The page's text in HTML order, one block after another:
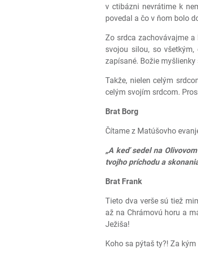
v ctibázni nevrátime k
povedal a čo v ňom bolo
Zo srdca zachovávajme
svojou silou, so
zapísané. Božie
Takže, nielen celým
celým svojím srdcom.
Brat Borg
Čítame z Matúšovho
„A keď sedel na
tvojho príchodu a
Brat Frank
Tieto dva verše sú tiež
až na Chrámovú horu a
Ježiša!
Koho sa pýtaš ty?! Za